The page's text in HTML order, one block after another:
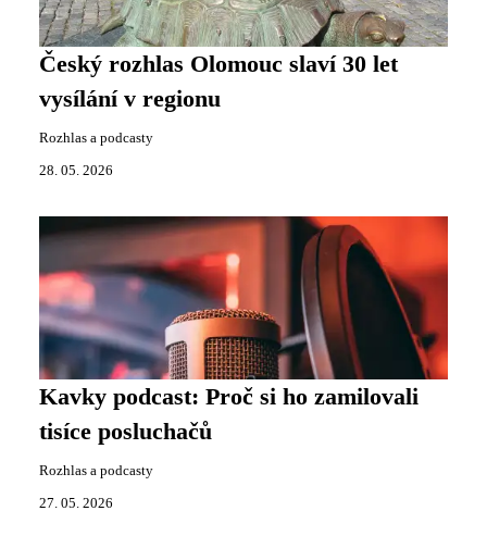
Český rozhlas Olomouc slaví 30 let
vysílání v regionu
Rozhlas a podcasty
28. 05. 2026
Kavky podcast: Proč si ho zamilovali
tisíce posluchačů
Rozhlas a podcasty
27. 05. 2026